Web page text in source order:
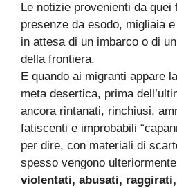
Le notizie provenienti da quei
presenze da esodo, migliaia
in attesa di un imbarco o di
della frontiera.
E quando ai migranti appare
meta desertica, prima
ancora rintanati, rinchiusi,
fatiscenti e improbabili
per dire, con materiali di
spesso vengono ulteriormente
violentati, abusati,